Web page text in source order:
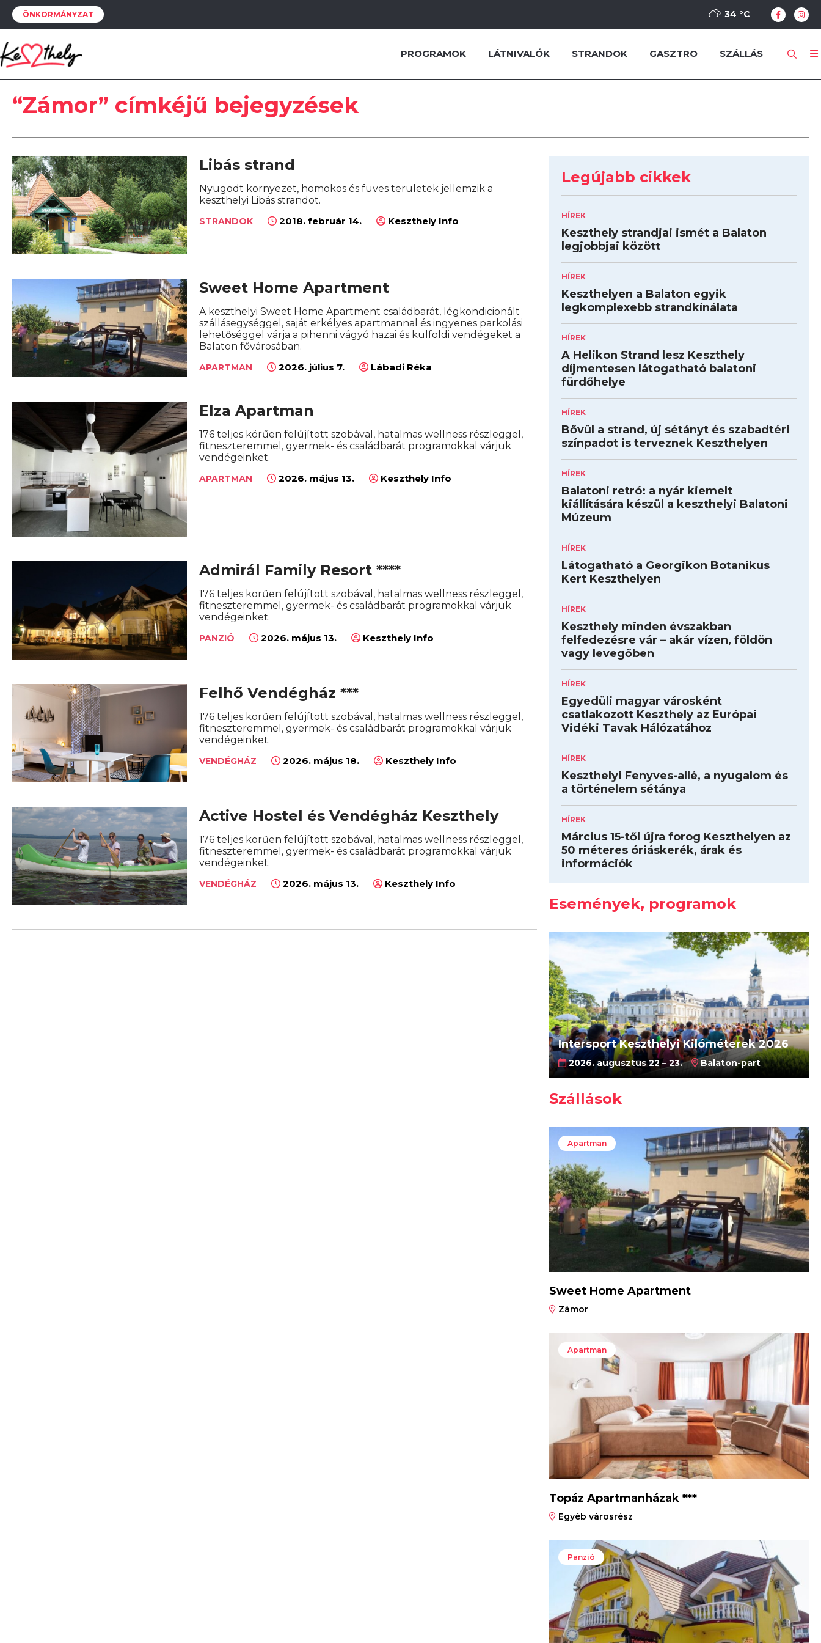
ÖNKORMÁNYZAT 34 °C
PROGRAMOK LÁTNIVALÓK STRANDOK GASZTRO SZÁLLÁS
“Zámor” címkéjű bejegyzések
Libás strand
Nyugodt környezet, homokos és füves területek jellemzik a
keszthelyi Libás strandot.
STRANDOK 2018. február 14. Keszthely Info
Sweet Home Apartment
A keszthelyi Sweet Home Apartment családbarát, légkondicionált
szállásegységgel, saját erkélyes apartmannal és ingyenes parkolási
lehetőséggel várja a pihenni vágyó hazai és külföldi vendégeket a
Balaton fővárosában.
APARTMAN 2026. július 7. Lábadi Réka
Elza Apartman
176 teljes körűen felújított szobával, hatalmas wellness részleggel,
fitneszteremmel, gyermek- és családbarát programokkal várjuk
vendégeinket.
APARTMAN 2026. május 13. Keszthely Info
Admirál Family Resort ****
176 teljes körűen felújított szobával, hatalmas wellness részleggel,
fitneszteremmel, gyermek- és családbarát programokkal várjuk
vendégeinket.
PANZIÓ 2026. május 13. Keszthely Info
Felhő Vendégház ***
176 teljes körűen felújított szobával, hatalmas wellness részleggel,
fitneszteremmel, gyermek- és családbarát programokkal várjuk
vendégeinket.
VENDÉGHÁZ 2026. május 18. Keszthely Info
Active Hostel és Vendégház Keszthely
176 teljes körűen felújított szobával, hatalmas wellness részleggel,
fitneszteremmel, gyermek- és családbarát programokkal várjuk
vendégeinket.
VENDÉGHÁZ 2026. május 13. Keszthely Info
Legújabb cikkek
HÍREK
Keszthely strandjai ismét a Balaton
legjobbjai között
HÍREK
Keszthelyen a Balaton egyik
legkomplexebb strandkínálata
HÍREK
A Helikon Strand lesz Keszthely
díjmentesen látogatható balatoni
fürdőhelye
HÍREK
Bővül a strand, új sétányt és szabadtéri
színpadot is terveznek Keszthelyen
HÍREK
Balatoni retró: a nyár kiemelt
kiállítására készül a keszthelyi Balatoni
Múzeum
HÍREK
Látogatható a Georgikon Botanikus
Kert Keszthelyen
HÍREK
Keszthely minden évszakban
felfedezésre vár – akár vízen, földön
vagy levegőben
HÍREK
Egyedüli magyar városként
csatlakozott Keszthely az Európai
Vidéki Tavak Hálózatához
HÍREK
Keszthelyi Fenyves-allé, a nyugalom és
a történelem sétánya
HÍREK
Március 15-től újra forog Keszthelyen az
50 méteres óriáskerék, árak és
információk
Események, programok
Intersport Keszthelyi Kilóméterek 2026
2026. augusztus 22 – 23. Balaton-part
Szállások
Apartman
Sweet Home Apartment
Zámor
Apartman
Topáz Apartmanházak ***
Egyéb városrész
Panzió